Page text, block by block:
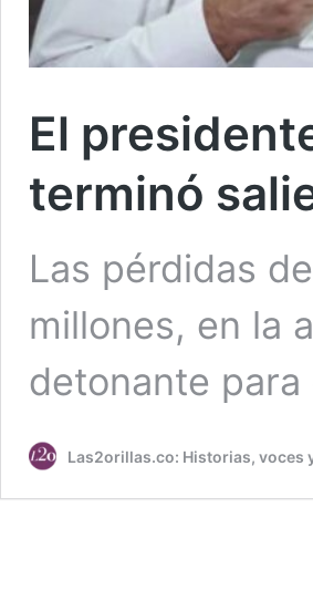
El
terminó
Las pérdidas
millones, en la
detonante
Las2orillas.co: Historias, voces